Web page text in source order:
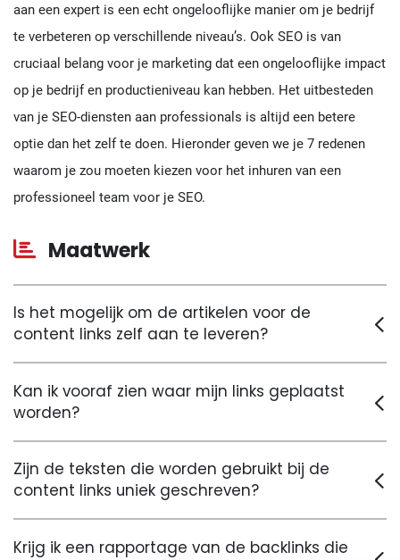
aan een expert is een echt ongelooflijke manier om je bedrijf
te verbeteren op verschillende niveau’s. Ook SEO is van
cruciaal belang voor je marketing dat een ongelooflijke impact
op je bedrijf en productieniveau kan hebben. Het uitbesteden
van je SEO-diensten aan professionals is altijd een betere
optie dan het zelf te doen. Hieronder geven we je 7 redenen
waarom je zou moeten kiezen voor het inhuren van een
professioneel team voor je SEO.
Maatwerk
Is het mogelijk om de artikelen voor de
content links zelf aan te leveren?
Kan ik vooraf zien waar mijn links geplaatst
worden?
Zijn de teksten die worden gebruikt bij de
content links uniek geschreven?
Krijg ik een rapportage van de backlinks die